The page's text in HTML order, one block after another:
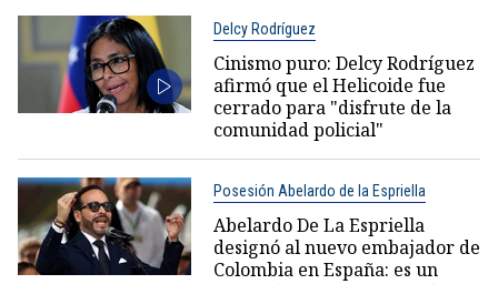
Delcy Rodríguez
Cinismo puro: Delcy Rodríguez
afirmó que el Helicoide fue
cerrado para "disfrute de la
comunidad policial"
Posesión Abelardo de la Espriella
Abelardo De La Espriella
designó al nuevo embajador de
Colombia en España: es un